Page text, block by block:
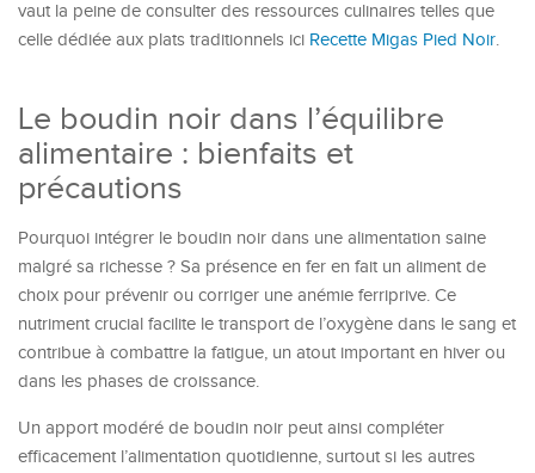
vaut la peine de consulter des ressources culinaires telles que
celle dédiée aux plats traditionnels ici Recette Migas Pied Noir.
Le boudin noir dans l’équilibre
alimentaire : bienfaits et
précautions
Pourquoi intégrer le boudin noir dans une alimentation saine
malgré sa richesse ? Sa présence en fer en fait un aliment de
choix pour prévenir ou corriger une anémie ferriprive. Ce
nutriment crucial facilite le transport de l’oxygène dans le sang et
contribue à combattre la fatigue, un atout important en hiver ou
dans les phases de croissance.
Un apport modéré de boudin noir peut ainsi compléter
efficacement l’alimentation quotidienne, surtout si les autres